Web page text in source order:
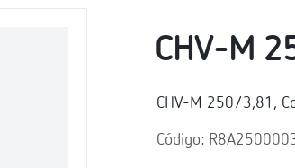
CHV-M
CHV-M 250/3,81,
Código: